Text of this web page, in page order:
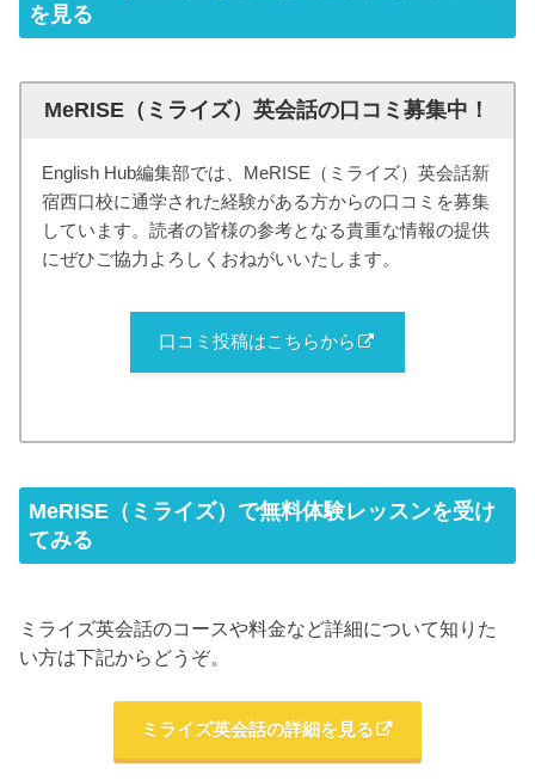
を見る
MeRISE（ミライズ）英会話の口コミ募集中！
English Hub編集部では、MeRISE（ミライズ）英会話新
宿西口校に通学された経験がある方からの口コミを募集
しています。読者の皆様の参考となる貴重な情報の提供
にぜひご協力よろしくおねがいいたします。
口コミ投稿はこちらから
MeRISE（ミライズ）で無料体験レッスンを受け
てみる
ミライズ英会話のコースや料金など詳細について知りた
い方は下記からどうぞ。
ミライズ英会話の詳細を見る